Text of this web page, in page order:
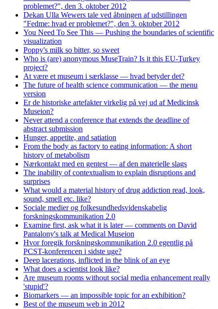
problemet?", den 3. oktober 2012
Dekan Ulla Wewers tale ved åbningen af udstillingen
"Fedme: hvad er problemet?", den 3. oktober 2012
You Need To See This — Pushing the boundaries of scientific
visualization
Poppy's milk so bitter, so sweet
Who is (are) anonymous MuseTrain? Is it this EU-Turkey
project?
At være et museum i særklasse — hvad betyder det?
The future of health science communication — the menu
version
Er de historiske artefakter virkelig på vej ud af Medicinsk
Museion?
Never attend a conference that extends the deadline of
abstract submission
Hunger, appetite, and satiation
From the body as factory to eating information: A short
history of metabolism
Nærkontakt med en gentest — af den materielle slags
The inability of contextualism to explain disruptions and
surprises
What would a material history of drug addiction read, look,
sound, smell etc. like?
Sociale medier og folkesundhedsvidenskabelig
forskningskommunikation 2.0
Examine first, ask what it is later — comments on David
Pantalony's talk at Medical Museion
Hvor foregik forskningskommunikation 2.0 egentlig på
PCST-konferencen i sidste uge?
Deep lacerations, inflicted in the blink of an eye
What does a scientist look like?
Are museum rooms without social media enhancement really
'stupid'?
Biomarkers — an impossible topic for an exhibition?
Best of the museum web in 2012